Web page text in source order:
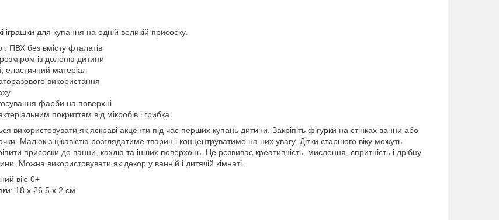
іграшки для купання на одній великій присоску.
ПВХ без вмісту фталатів
із долоню дитини
еластичний матеріал
використання
фарби на поверхні
покриттям від мікробів і грибка
використовувати як яскраві акценти під час перших купань дитини. Закріпіть фігурки на стінках ванни або
Малюк з цікавістю розглядатиме тварин і концентруватиме на них увагу. Дітки старшого віку можуть
присоски до ванни, кахлю та інших поверхонь. Це розвиває креативність, мислення, спритність і дрібну
Можна використовувати як декор у ванній і дитячій кімнаті.
вік: 0+
18 х 26.5 х 2 см